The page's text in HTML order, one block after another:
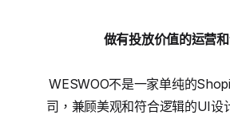
做有投放价值的运营
WESWOO不是一家单纯的
司，兼顾美观和符合逻辑的UI设